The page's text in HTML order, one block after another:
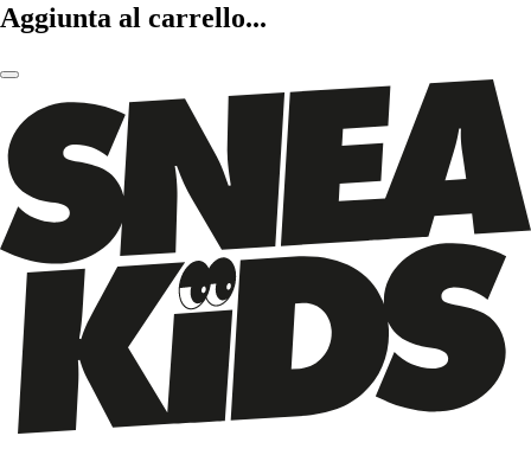
Aggiunta al carrello...